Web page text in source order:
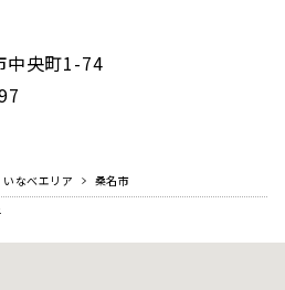
中央町1-74
なべエリア
桑名市